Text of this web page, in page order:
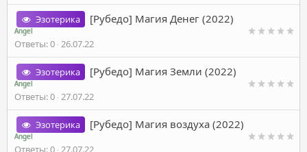
Эзотерика [Рубедо] Магия Денег (2022)
Angel
Ответы 0 26.07.22
Эзотерика [Рубедо] Магия Земли (2022)
Angel
Ответы 0 27.07.22
Эзотерика [Рубедо] Магия воздуха (2022)
Angel
Ответы 0 27.07.22